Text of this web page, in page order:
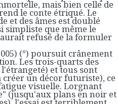
mais bien celle de
le conte étriqué. Le
et des âmes est doublé
simpliste que même le
refusé de la formuler
(°) poursuit crânement
Les trois-quarts des
et tous sont
un décor futuriste), ce
visuelle. Lorgnant
(jusqu'aux plans en noir et